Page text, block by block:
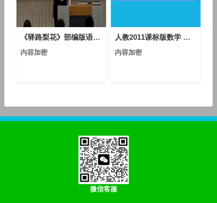
《驿路梨花》部编版语文七年级下册课堂教学视频实录-执教老师-杨老师
内容加密
人教2011课标版数学 七上 第四章第一节第一课时《立体图形与平面图形》课堂教学视频-罗晶
内容加密
微信客服